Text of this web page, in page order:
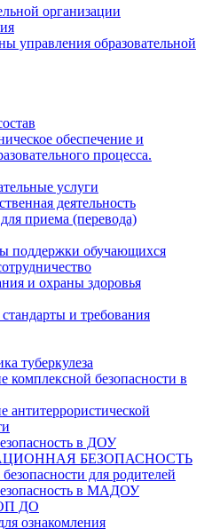
организации
управления образовательной
обеспечение и
процесса.
услуги
деятельность
приема (перевода)
поддержки обучающихся
и охраны здоровья
и требования
туберкулеза
комплексной безопасности в
антитеррористической
в ДОУ
БЕЗОПАСНОСТЬ
для родителей
в МАДОУ
ДО
ознакомления